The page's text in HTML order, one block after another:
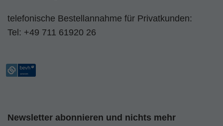
telefonische Bestellannahme für Privatkunden:
Tel: +49 711 61920 26
Newsletter abonnieren und nichts mehr